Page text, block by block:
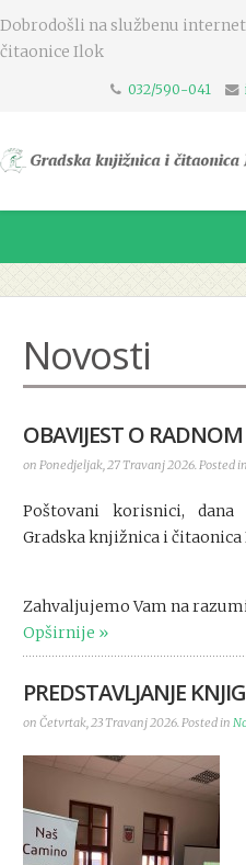
Dobrodošli na službenu
čitaonice Ilok
032/590-041
Novosti
OBAVIJEST O
on Ponedjeljak, 27 Travanj 2026. Posted in
Poštovani korisnici, dana
Gradska knjižnica i čitaonica
Zahvaljujemo Vam na
Opširnije
PREDSTAVLJANJE
on Četvrtak, 23 Travanj 2026. Posted in